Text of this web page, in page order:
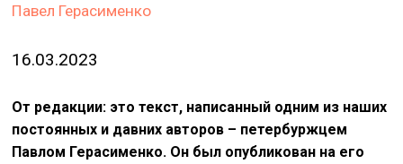
Павел Герасименко
16.03.2023
От редакции: это текст, написанный одним из наших
постоянных и давних авторов – петербуржцем
Павлом Герасименко. Он был опубликован на его